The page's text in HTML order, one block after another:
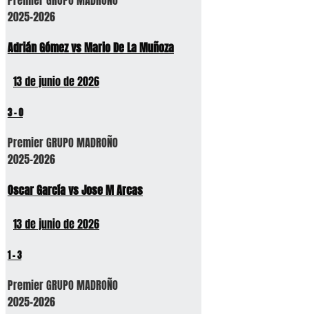
2025-2026
Adrián Gómez vs Mario De La Muñoza
13 de junio de 2026
3-0
Premier GRUPO MADROÑO
2025-2026
Oscar García vs Jose M Arcas
13 de junio de 2026
1-3
Premier GRUPO MADROÑO
2025-2026